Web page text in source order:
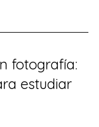
fotografía:
estudiar